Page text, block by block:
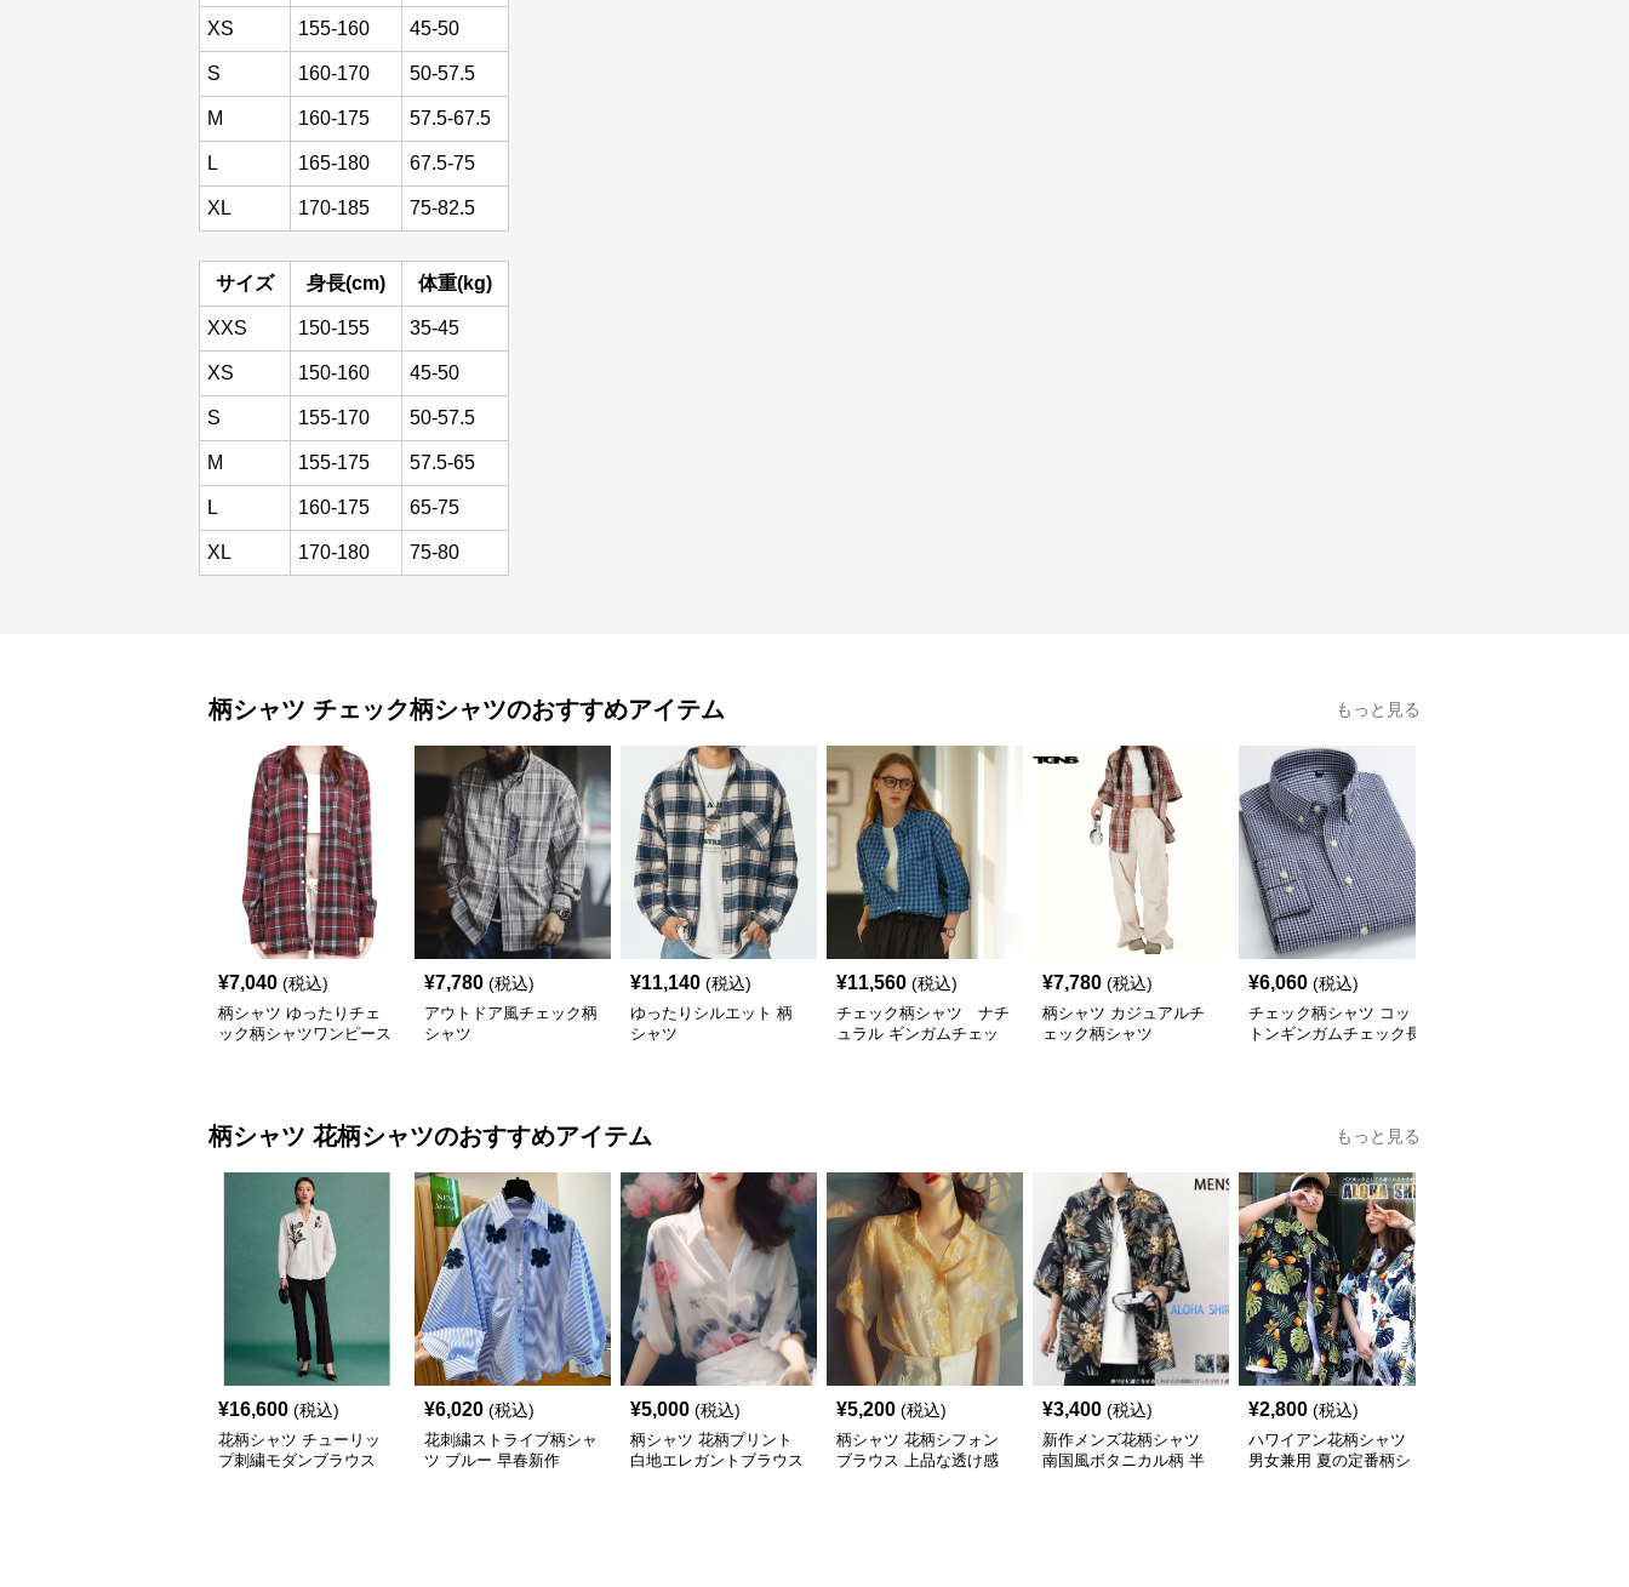
XS 155-160 45-50
S 160-170 50-57.5
M 160-175 57.5-67.5
L 165-180 67.5-75
XL 170-185 75-82.5
サイズ 身長(cm) 体重(kg)
XXS 150-155 35-45
XS 150-160 45-50
S 155-170 50-57.5
M 155-175 57.5-65
L 160-175 65-75
XL 170-180 75-80
柄シャツ チェック柄シャツのおすすめアイテム もっと見る
¥7,040 (税込)
柄シャツ ゆったりチェ
ック柄シャツワンピース
¥7,780 (税込)
アウトドア風チェック柄
シャツ
¥11,140 (税込)
ゆったりシルエット 柄
シャツ
¥11,560 (税込)
チェック柄シャツ ナチ
ュラル ギンガムチェッ
¥7,780 (税込)
柄シャツ カジュアルチ
ェック柄シャツ
¥6,060 (税込)
チェック柄シャツ コッ
トンギンガムチェック長
柄シャツ 花柄シャツのおすすめアイテム もっと見る
¥16,600 (税込)
花柄シャツ チューリッ
プ刺繍モダンブラウス
¥6,020 (税込)
花刺繍ストライプ柄シャ
ツ ブルー 早春新作
¥5,000 (税込)
柄シャツ 花柄プリント
白地エレガントブラウス
¥5,200 (税込)
柄シャツ 花柄シフォン
ブラウス 上品な透け感
¥3,400 (税込)
新作メンズ花柄シャツ
南国風ボタニカル柄 半
¥2,800 (税込)
ハワイアン花柄シャツ
男女兼用 夏の定番柄シ